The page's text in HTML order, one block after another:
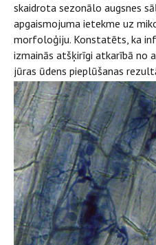
skaidrota sezonālo augsnes
apgaismojuma ietekme uz
morfoloģiju. Konstatēts, ka
izmainās atšķirīgi atkarībā no
jūras ūdens pieplūšanas